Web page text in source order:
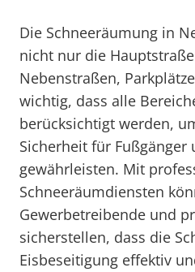
Die Schneeräumung in
nicht nur die
Nebenstraßen,
wichtig, dass alle
berücksichtigt werden,
Sicherheit für Fußgänger
gewährleisten. Mit
Schneeräumdiensten
Gewerbetreibende und
sicherstellen, dass die
Eisbeseitigung effektiv